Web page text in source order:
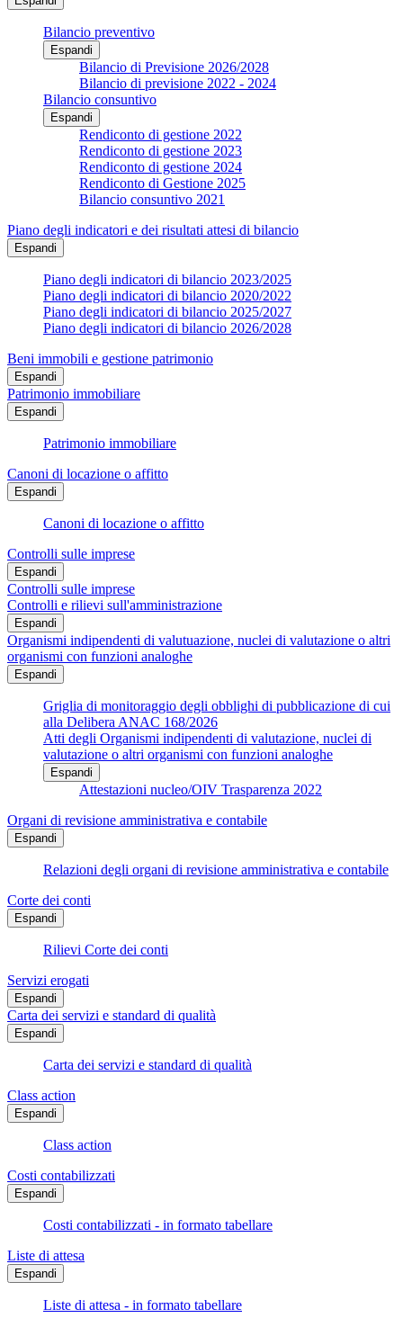
Bilancio preventivo
Espandi
Bilancio di Previsione 2026/2028
Bilancio di previsione 2022 - 2024
Bilancio consuntivo
Espandi
Rendiconto di gestione 2022
Rendiconto di gestione 2023
Rendiconto di gestione 2024
Rendiconto di Gestione 2025
Bilancio consuntivo 2021
Piano degli indicatori e dei risultati attesi di bilancio
Espandi
Piano degli indicatori di bilancio 2023/2025
Piano degli indicatori di bilancio 2020/2022
Piano degli indicatori di bilancio 2025/2027
Piano degli indicatori di bilancio 2026/2028
Beni immobili e gestione patrimonio
Espandi
Patrimonio immobiliare
Espandi
Patrimonio immobiliare
Canoni di locazione o affitto
Espandi
Canoni di locazione o affitto
Controlli sulle imprese
Espandi
Controlli sulle imprese
Controlli e rilievi sull'amministrazione
Espandi
Organismi indipendenti di valutuazione, nuclei di valutazione o altri
organismi con funzioni analoghe
Espandi
Griglia di monitoraggio degli obblighi di pubblicazione di cui
alla Delibera ANAC 168/2026
Atti degli Organismi indipendenti di valutazione, nuclei di
valutazione o altri organismi con funzioni analoghe
Espandi
Attestazioni nucleo/OIV Trasparenza 2022
Organi di revisione amministrativa e contabile
Espandi
Relazioni degli organi di revisione amministrativa e contabile
Corte dei conti
Espandi
Rilievi Corte dei conti
Servizi erogati
Espandi
Carta dei servizi e standard di qualità
Espandi
Carta dei servizi e standard di qualità
Class action
Espandi
Class action
Costi contabilizzati
Espandi
Costi contabilizzati - in formato tabellare
Liste di attesa
Espandi
Liste di attesa - in formato tabellare